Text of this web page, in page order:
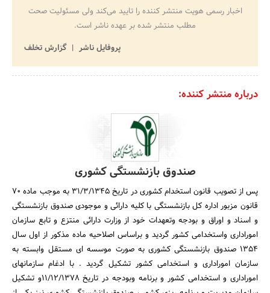
اخبار رسمی هویت منتشر کننده را تایید می‌کند ولی مسئولیت صحت
مطلب منتشر شده بر عهده ناشر است.
پروفایل ناشر
گزارش تخلف
درباره منتشر کننده:
صندوق بازنشستگی کشوری
پس از تصویب قانون استخدام کشوری در تاریخ 31/3/1345 به موجب ماده 70
قانون مزبور اداره کل بازنشستگی با کلیه دارائی و موجودی صندوق بازنشستگی
و اسناد و اوراق و بودجه وتعهدات خود از وزارت دارائی منتزع و تابع سازمان
اموراداری واستخدامی کشور گردید و براساس اصلاحیه ماده مذکور از اول سال
1354 صندوق بازنشستگی کشوری به صورت موسسه ای مستقل وابسته به
سازمان اموراداری و استخدامی کشور تشکیل گردید . با ادغام سازمانهای
اموراداری و استخدامی کشور و برنامه وبودجه در تاریخ 11/12/1378و تشکیل